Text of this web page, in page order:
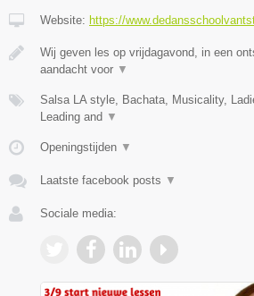
Website: https://
Wij geven les op vrijdagavond, in een
aandacht voor ▼
Salsa LA style, Bachata, Musicality,
Leading and ▼
Openingstijden ▼
Laatste facebook posts ▼
Sociale media: